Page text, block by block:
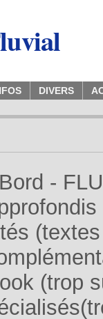
DIVERS
-
(trop